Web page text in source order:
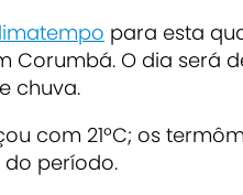
para esta
Corumbá. O dia será
chuva.
com 21ºC; os
do período.